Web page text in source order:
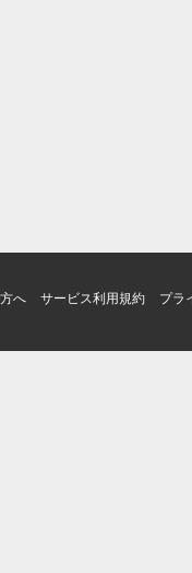
へ サービス利用規約 プラ